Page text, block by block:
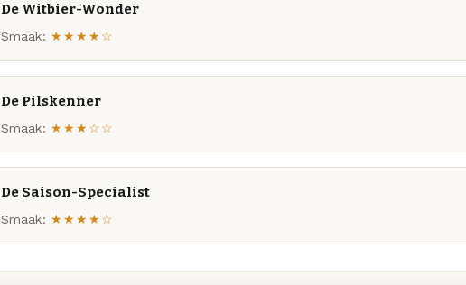
De Witbier-Wonder
Smaak: ★★★★☆
De Pilskenner
Smaak: ★★★☆☆
De Saison-Specialist
Smaak: ★★★★☆